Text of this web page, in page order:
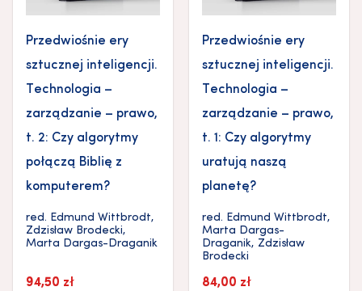
Przedwiośnie ery
sztucznej inteligencji.
Technologia –
zarządzanie – prawo,
t. 2: Czy algorytmy
połączą Biblię z
komputerem?
red. Edmund Wittbrodt,
Zdzisław Brodecki,
Marta Dargas-Draganik
94,50 zł
Przedwiośnie ery
sztucznej inteligencji.
Technologia –
zarządzanie – prawo,
t. 1: Czy algorytmy
uratują naszą
planetę?
red. Edmund Wittbrodt,
Marta Dargas-
Draganik, Zdzisław
Brodecki
84,00 zł